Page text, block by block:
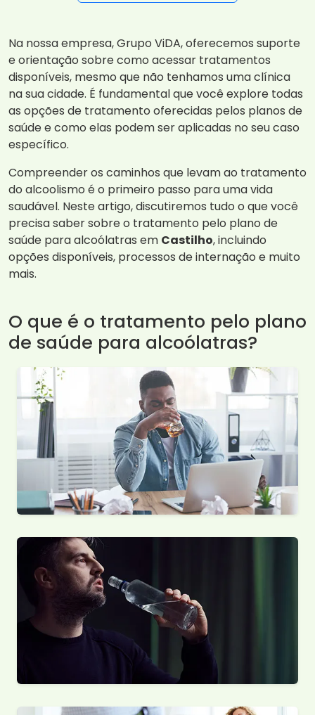
Na nossa empresa, Grupo ViDA, oferecemos suporte
e orientação sobre como acessar tratamentos
disponíveis, mesmo que não tenhamos uma clínica
na sua cidade. É fundamental que você explore todas
as opções de tratamento oferecidas pelos planos de
saúde e como elas podem ser aplicadas no seu caso
específico.
Compreender os caminhos que levam ao tratamento
do alcoolismo é o primeiro passo para uma vida
saudável. Neste artigo, discutiremos tudo o que você
precisa saber sobre o tratamento pelo plano de
saúde para alcoólatras em Castilho, incluindo
opções disponíveis, processos de internação e muito
mais.
O que é o tratamento pelo plano
de saúde para alcoólatras?